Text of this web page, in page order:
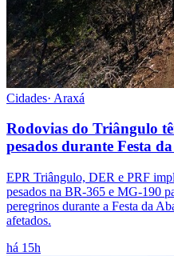
Cidades· Araxá
Rodovias do Triângulo
pesados durante Festa
EPR Triângulo, DER e PRF
pesados na BR-365 e MG-190
peregrinos durante a Festa da
afetados.
há 15h